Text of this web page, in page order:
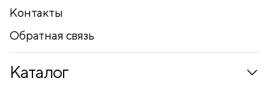
Контакты
Обратная связь
Каталог